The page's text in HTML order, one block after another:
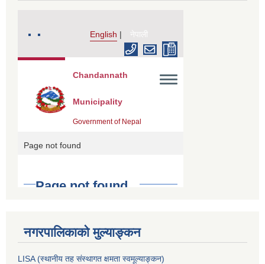
नगरपालिकाको मुल्याङ्कन
LISA (स्थानीय तह संस्थागत क्षमता स्वमूल्याङ्कन)